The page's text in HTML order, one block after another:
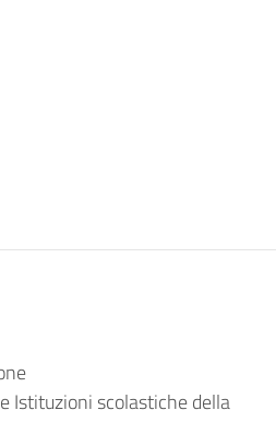
Istituzioni scolastiche della